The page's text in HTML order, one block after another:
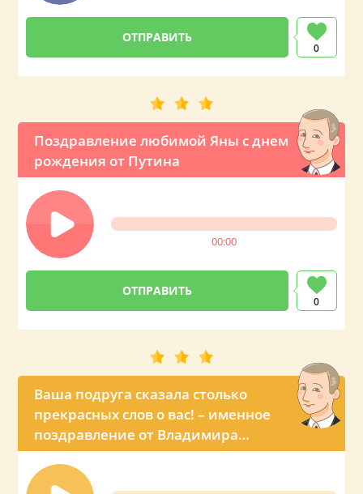
0
Поздравление любимой Яны с днем
рождения от Путина
00:00
0
Ваша подруга сказала столько
прекрасных слов о вас! – именное
поздравление от Владимира
Владимировича